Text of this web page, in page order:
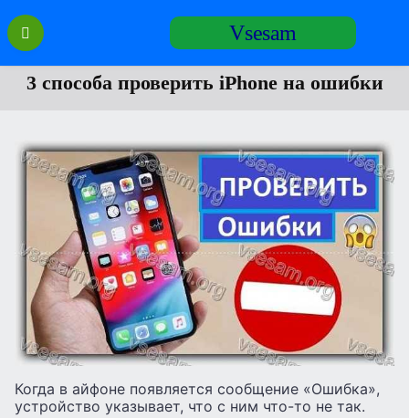
Перейти
содержанию
Vsesam
3 способа проверить iPhone на ошибки
Когда в айфоне появляется сообщение «Ошибка»,
устройство указывает, что с ним что-то не так.